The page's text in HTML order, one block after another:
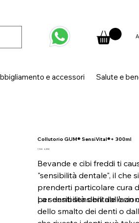
e accessori Salute e
Collutorio GUM® SensiVital®+ 300ml
Prezzo
7,10 €
Prezzo
6,39 €
Bevande e cibi freddi ti
"sensibilità dentale", il che
prenderti particolare cura
per denti sensibili
La sensibilità dentale è
dello smalto dei denti o